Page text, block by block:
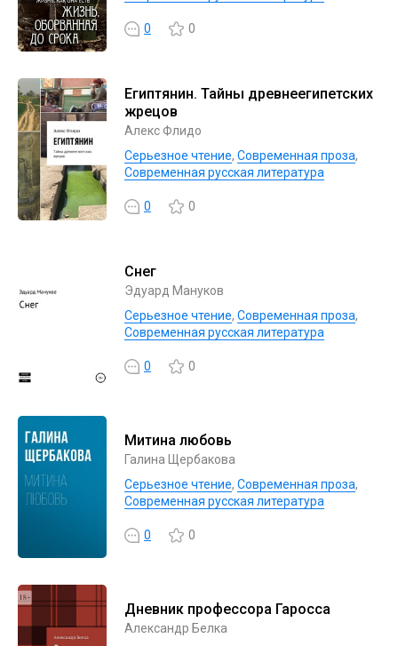
0 0
Египтянин. Тайны древнеегипетских
жрецов
Алекс Флидо
Серьезное чтение, Современная проза,
Современная русская литература
0 0
Снег
Эдуард Мануков
Серьезное чтение, Современная проза,
Современная русская литература
0 0
Митина любовь
Галина Щербакова
Серьезное чтение, Современная проза,
Современная русская литература
0 0
Дневник профессора Гаросса
Александр Белка